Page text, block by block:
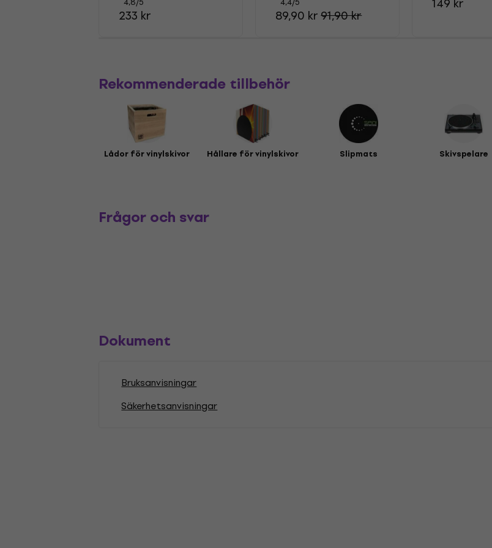
233 kr 89,90 kr91,90 kr
Rekommenderade tillbehör
Lådor för vinylskivor Hållare för vinylskivor Slipmats Skivspelare
Frågor och svar
Dokument
Bruksanvisningar
Säkerhetsanvisningar